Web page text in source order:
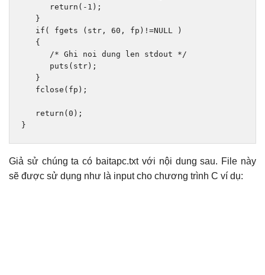
return (- 1 );
}
if ( fgets ( str , 60 , fp )!=NULL
)
{
/* Ghi noi dung len stdout */
      puts
( str );
}
   fclose
( fp );
return ( 0 );
}
Giả sử chúng ta có baitapc.txt với nội dung sau. File này
sẽ được sử dụng như là input cho chương trình C ví dụ: